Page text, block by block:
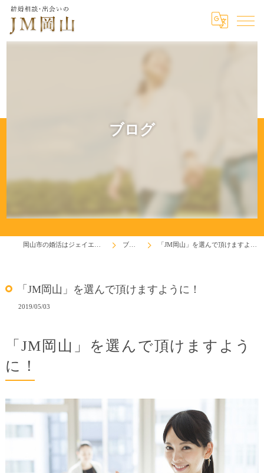
ブログ
ブログ 「JM岡山」を選んで頂けますように！
「JM岡山」を選んで頂けますように！
2019/05/03
「JM岡山」を選んで頂けますよう
に！